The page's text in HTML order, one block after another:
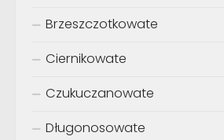
Brzeszczotkowate
Ciernikowate
Czukuczanowate
Długonosowate